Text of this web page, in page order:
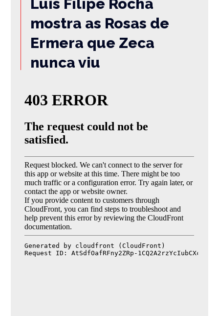
Luís Filipe Rocha
mostra as Rosas de
Ermera que Zeca
nunca viu